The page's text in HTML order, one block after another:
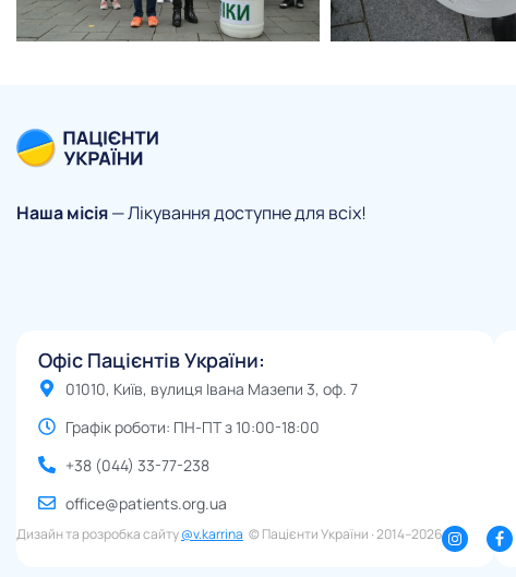
Наша місія— Лікування доступне для всіх!
Офіс Пацієнтів України:
01010, Київ, вулиця Івана Мазепи 3, оф. 7
Графік роботи: ПН-ПТ з 10:00-18:00
+38 (044) 33-77-238
office@patients.org.ua
Дизайн та розробка сайту@v.karrina © Пацієнти України ∙ 2014–2026